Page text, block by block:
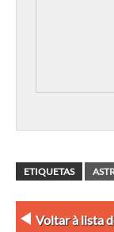
ETIQUETAS
Voltar à lista